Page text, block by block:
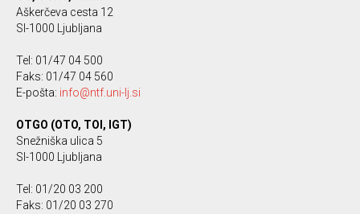
Aškerčeva cesta 12
SI-1000 Ljubljana
Tel: 01/47 04 500
Faks: 01/47 04 560
E-pošta: info@ntf.uni-lj.si
OTGO (OTO, TOI, IGT)
Snežniška ulica 5
SI-1000 Ljubljana
Tel: 01/20 03 200
Faks: 01/20 03 270